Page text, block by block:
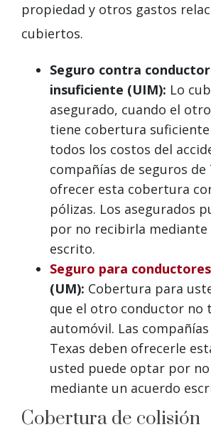
propiedad y otros gastos
cubiertos.
Seguro contra
insuficiente (UIM): Lo
asegurado, cuando el
tiene cobertura
todos los costos del
compañías de seguros de
ofrecer esta cobertura
pólizas. Los asegurados
por no recibirla mediante
escrito.
Seguro para
(UM): Cobertura para
que el otro conductor no
automóvil. Las
Texas deben ofrecerle
usted puede optar por
mediante un acuerdo
Cobertura de colisión